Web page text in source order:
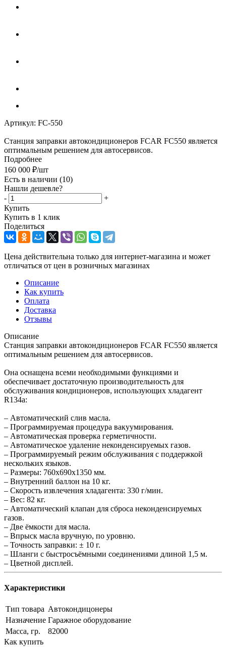
Артикул: FC-550
Станция заправки автокондиционеров FCAR FC550 является
оптимальным решением для автосервисов.
Подробнее
160 000 ₽/шт
Есть в наличии (10)
Нашли дешевле?
-
+
Купить
Купить в 1 клик
Поделиться
Цена действительна только для интернет-магазина и может
отличаться от цен в розничных магазинах
Описание
Как купить
Оплата
Доставка
Отзывы
Описание
Станция заправки автокондиционеров FCAR FC550 является
оптимальным решением для автосервисов.
Она оснащена всеми необходимыми функциями и
обеспечивает достаточную производительность для
обслуживания кондиционеров, использующих хладагент
R134a:
– Автоматический слив масла.
– Программируемая процедура вакуумирования.
– Автоматическая проверка герметичности.
– Автоматическое удаление неконденсируемых газов.
– Программируемый режим обслуживания с поддержкой
нескольких языков.
– Размеры: 760х690х1350 мм.
– Внутренний баллон на 10 кг.
– Скорость извлечения хладагента: 330 г/мин.
– Вес: 82 кг.
– Автоматический клапан для сброса неконденсируемых
газов.
– Две ёмкости для масла.
– Впрыск масла вручную, по уровню.
– Точность заправки: ± 10 г.
– Шланги с быстросъёмными соединениями длиной 1,5 м.
– Цветной дисплей.
Характеристики
Тип товара Автокондицонеры
Назначение Гаражное оборудование
Масса, гр.
82000
Как купить